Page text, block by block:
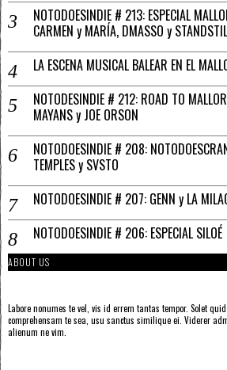
NOTODOESINDIE # 213: ESPECIAL
CARMEN y MARÍA, DMASSO y
LA ESCENA MUSICAL BALEAR EN EL
NOTODESINDIE # 212: ROAD TO
MAYANS y JOE ORSON
NOTODOESINDIE # 208:
TEMPLES y SVSTO
NOTODOESINDIE # 207: GENN y LA
NOTODOESINDIE # 206: ESPECIAL SILOÉ
ABOUT US
Labore nonumes te vel, vis id errem tantas tempor. Solet
comprehensam te sea, usu sanctus similique ei. Viderer
alienum ne vim.